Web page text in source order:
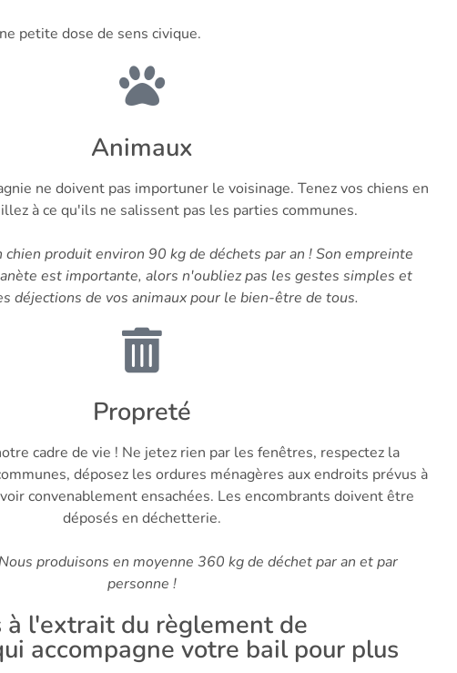
petite dose de sens civique.
Animaux
ne doivent pas importuner le voisinage. Tenez vos chiens en
à ce qu'ils ne salissent pas les parties communes.
chien produit environ 90 kg de déchets par an ! Son empreinte
est importante, alors n'oubliez pas les gestes simples et
déjections de vos animaux pour le bien-être de tous.
Propreté
cadre de vie ! Ne jetez rien par les fenêtres, respectez la
déposez les ordures ménagères aux endroits prévus à
convenablement ensachées. Les encombrants doivent être
déposés en déchetterie.
Nous produisons en moyenne 360 kg de déchet par an et par
personne !
à l'extrait du règlement de
accompagne votre bail pour plus